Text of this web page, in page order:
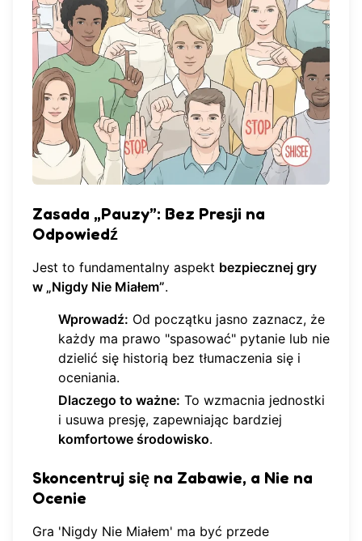
Zasada „Pauzy”: Bez Presji na
Odpowiedź
Jest to fundamentalny aspekt bezpiecznej gry
w „Nigdy Nie Miałem”.
Wprowadź: Od początku jasno zaznacz, że
każdy ma prawo "spasować" pytanie lub nie
dzielić się historią bez tłumaczenia się i
oceniania.
Dlaczego to ważne: To wzmacnia jednostki
i usuwa presję, zapewniając bardziej
komfortowe środowisko.
Skoncentruj się na Zabawie, a Nie na
Ocenie
Gra 'Nigdy Nie Miałem' ma być przede